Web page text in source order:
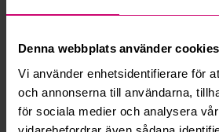
Denna webbplats använder cookies
Vi använder enhetsidentifierare för
och annonserna till användarna,
för sociala medier och analysera
Kan jag ångra ett bud?
Kan ni frakta mina vunna objekt?
Läs fler frågor och